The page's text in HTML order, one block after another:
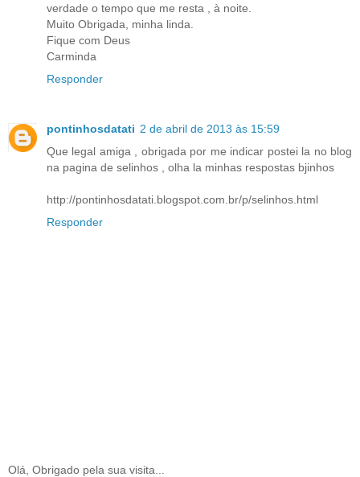
verdade o tempo que me resta , à noite.
Muito Obrigada, minha linda.
Fique com Deus
Carminda
Responder
pontinhosdatati 2 de abril de 2013 às 15:59
Que legal amiga , obrigada por me indicar postei la no blog
na pagina de selinhos , olha la minhas respostas bjinhos
http://pontinhosdatati.blogspot.com.br/p/selinhos.html
Responder
Olá, Obrigado pela sua visita...